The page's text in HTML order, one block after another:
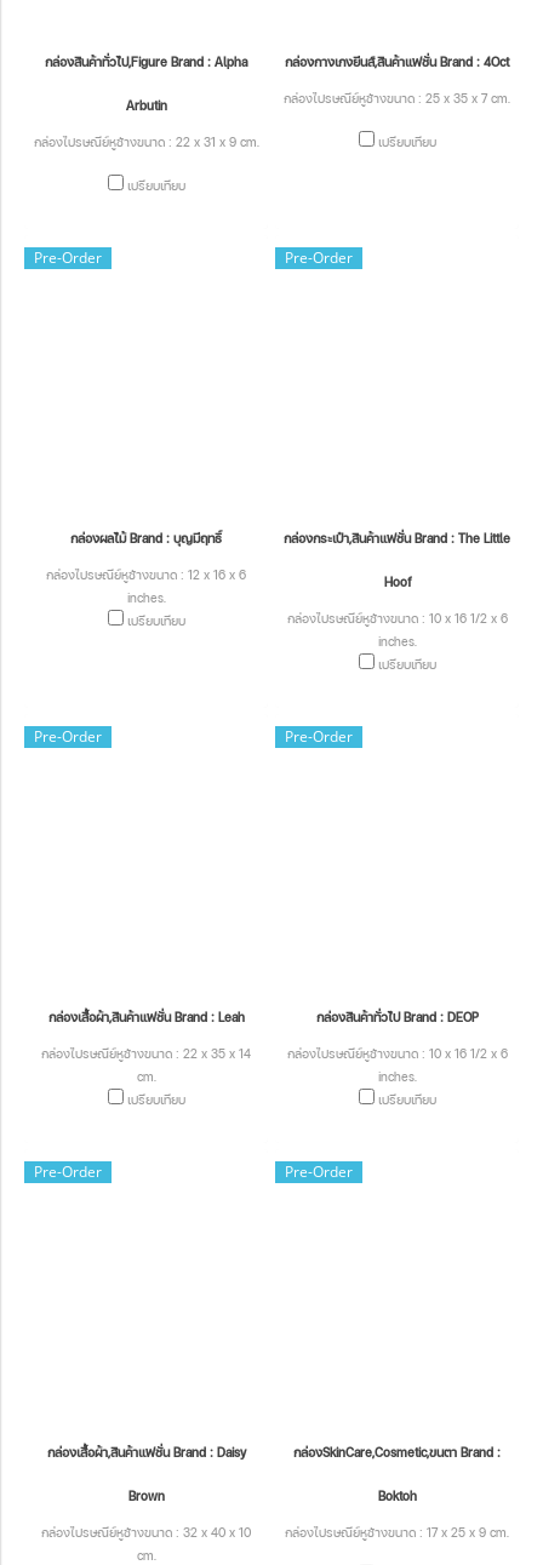
กล่องสินค้าทั่วไป,Figure Brand : Alpha
Arbutin
กล่องไปรษณีย์หูช้างขนาด : 22 x 31 x 9 cm.
เปรียบเทียบ
กล่องกางเกงยีนส์,สินค้าแฟชั่น Brand : 4Oct
กล่องไปรษณีย์หูช้างขนาด : 25 x 35 x 7 cm.
เปรียบเทียบ
Pre-Order
กล่องผลไม้ Brand : บุญมีฤทธิ์
กล่องไปรษณีย์หูช้างขนาด : 12 x 16 x 6
inches.
เปรียบเทียบ
Pre-Order
กล่องกระเป๋า,สินค้าแฟชั่น Brand : The Little
Hoof
กล่องไปรษณีย์หูช้างขนาด : 10 x 16 1/2 x 6
inches.
เปรียบเทียบ
Pre-Order
กล่องเสื้อผ้า,สินค้าแฟชั่น Brand : Leah
กล่องไปรษณีย์หูช้างขนาด : 22 x 35 x 14
cm.
เปรียบเทียบ
Pre-Order
กล่องสินค้าทั่วไป Brand : DEOP
กล่องไปรษณีย์หูช้างขนาด : 10 x 16 1/2 x 6
inches.
เปรียบเทียบ
Pre-Order
กล่องเสื้อผ้า,สินค้าแฟชั่น Brand : Daisy
Brown
กล่องไปรษณีย์หูช้างขนาด : 32 x 40 x 10
cm.
Pre-Order
กล่องSkinCare,Cosmetic,ขนตา Brand :
Boktoh
กล่องไปรษณีย์หูช้างขนาด : 17 x 25 x 9 cm.